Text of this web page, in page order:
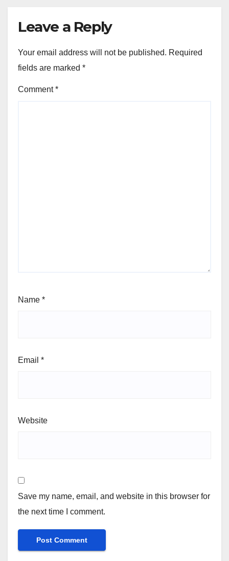
Leave a Reply
Your email address will not be published. Required
fields are marked *
Comment*
Name *
Email *
Website
Save my name, email, and website in this browser for
the next time I comment.